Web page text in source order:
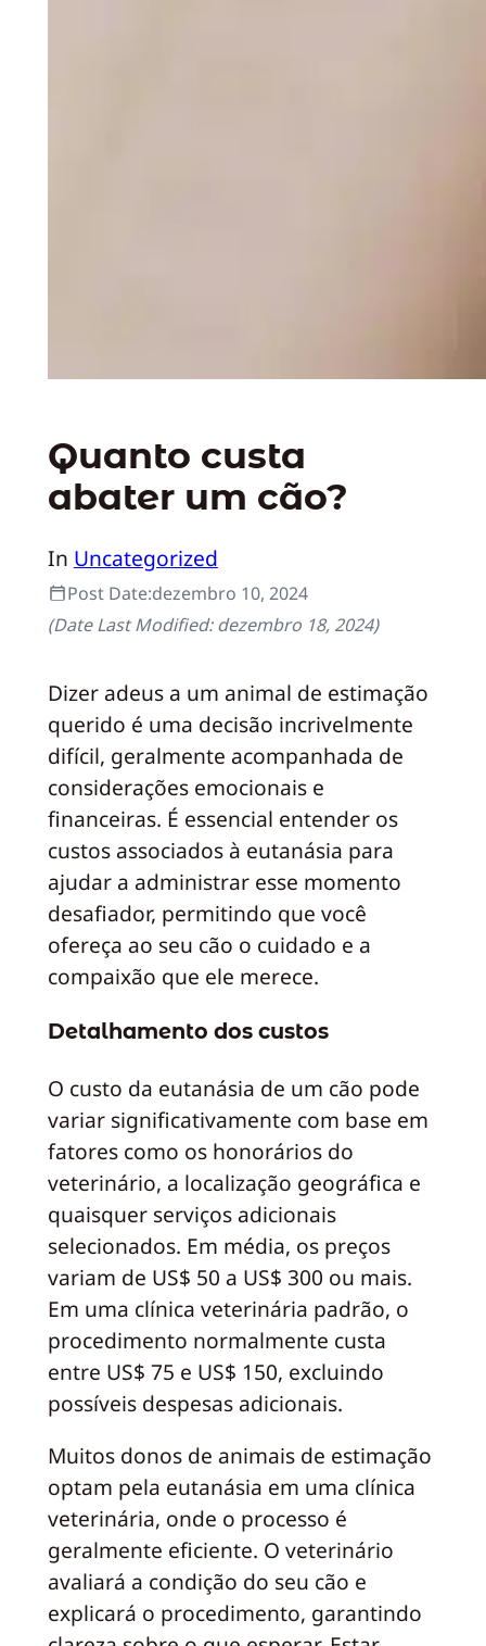
Quanto custa
abater um cão?
In Uncategorized
Post Date:dezembro 10, 2024
(Date Last Modified:dezembro 18, 2024)
Dizer adeus a um animal de estimação
querido é uma decisão incrivelmente
difícil, geralmente acompanhada de
considerações emocionais e
financeiras. É essencial entender os
custos associados à eutanásia para
ajudar a administrar esse momento
desafiador, permitindo que você
ofereça ao seu cão o cuidado e a
compaixão que ele merece.
Detalhamento dos custos
O custo da eutanásia de um cão pode
variar significativamente com base em
fatores como os honorários do
veterinário, a localização geográfica e
quaisquer serviços adicionais
selecionados. Em média, os preços
variam de US$ 50 a US$ 300 ou mais.
Em uma clínica veterinária padrão, o
procedimento normalmente custa
entre US$ 75 e US$ 150, excluindo
possíveis despesas adicionais.
Muitos donos de animais de estimação
optam pela eutanásia em uma clínica
veterinária, onde o processo é
geralmente eficiente. O veterinário
avaliará a condição do seu cão e
explicará o procedimento, garantindo